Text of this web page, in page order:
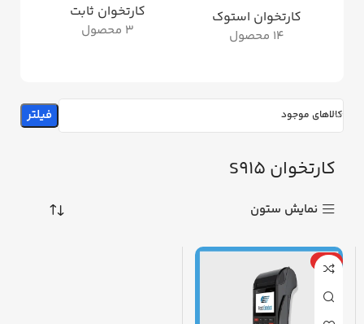
کارتخوان استوک
14 محصول
کارتخوان ثابت
3 محصول
کالاهای موجود فیلتر
کارتخوان S915
نمایش ستون
ویژه